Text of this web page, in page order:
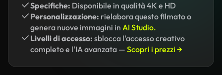
Specifiche: Disponibile in qualità 4K e HD
Personalizzazione: rielabora questo filmato o
genera nuove immagini in AI Studio.
Livelli di accesso: sblocca l'accesso creativo
completo e l'IA avanzata — Scopri i prezzi →